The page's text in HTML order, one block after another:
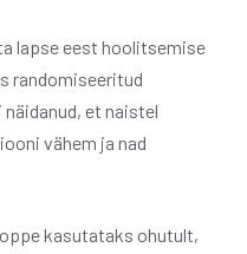
lapse eest hoolitsemise
randomiseeritud
et naistel
vähem ja nad
kasutataks ohutult,